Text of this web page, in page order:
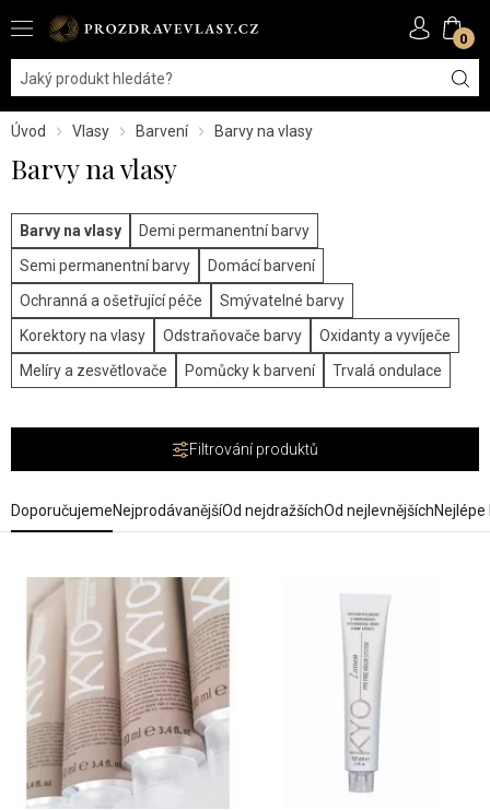
0
Úvod Vlasy Barvení Barvy na vlasy
Barvy na vlasy
Barvy na vlasy
Demi permanentní barvy
Semi permanentní barvy
Domácí barvení
Ochranná a ošetřující péče
Smývatelné barvy
Korektory na vlasy
Odstraňovače barvy
Oxidanty a vyvíječe
Melíry a zesvětlovače
Pomůcky k barvení Trvalá ondulace
Filtrování produktů
DoporučujemeNejprodávanějšíOd nejdražšíchOd nejlevnějších